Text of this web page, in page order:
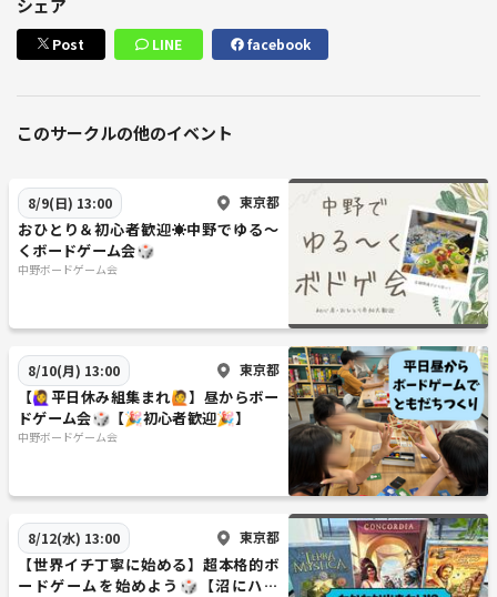
シェア
Post LINE facebook
このサークルの他のイベント
8/9(日) 13:00 東京都
おひとり＆初心者歓迎☀️中野でゆる〜
くボードゲーム会🎲
中野ボードゲーム会
8/10(月) 13:00 東京都
【🙋‍♀️平日休み組集まれ🙋】昼からボー
ドゲーム会🎲【🎉初心者歓迎🎉】
中野ボードゲーム会
8/12(水) 13:00 東京都
【世界イチ丁寧に始める】超本格的ボ
ードゲームを始めよう🎲【沼にハマ